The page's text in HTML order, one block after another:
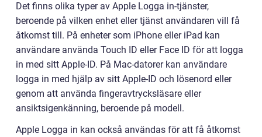
Det finns olika typer av Apple Logga in-tjänster,
beroende på vilken enhet eller tjänst användaren vill få
åtkomst till. På enheter som iPhone eller iPad kan
användare använda Touch ID eller Face ID för att logga
in med sitt Apple-ID. På Mac-datorer kan användare
logga in med hjälp av sitt Apple-ID och lösenord eller
genom att använda fingeravtrycksläsare eller
ansiktsigenkänning, beroende på modell.
Apple Logga in kan också användas för att få åtkomst